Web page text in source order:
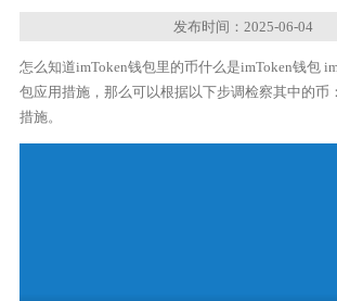
发布时间：2025-06-04
怎么知道imToken钱包里的币什么是imToken钱包
包应用措施，那么可以根据以下步调检察其中的币
措施。